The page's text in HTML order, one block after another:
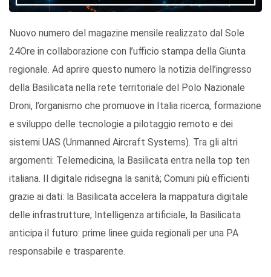
Nuovo numero del magazine mensile realizzato dal Sole
24Ore in collaborazione con l’ufficio stampa della Giunta
regionale. Ad aprire questo numero la notizia dell’ingresso
della Basilicata nella rete territoriale del Polo Nazionale
Droni, l’organismo che promuove in Italia ricerca, formazione
e sviluppo delle tecnologie a pilotaggio remoto e dei
sistemi UAS (Unmanned Aircraft Systems). Tra gli altri
argomenti: Telemedicina, la Basilicata entra nella top ten
italiana. Il digitale ridisegna la sanità; Comuni più efficienti
grazie ai dati: la Basilicata accelera la mappatura digitale
delle infrastrutture; Intelligenza artificiale, la Basilicata
anticipa il futuro: prime linee guida regionali per una PA
responsabile e trasparente.